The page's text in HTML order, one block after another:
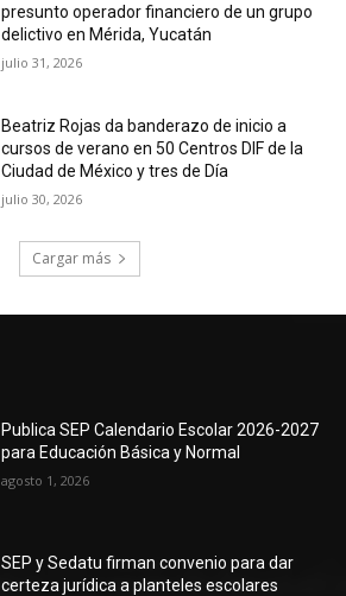
presunto operador financiero de un grupo
delictivo en Mérida, Yucatán
julio 31, 2026
Beatriz Rojas da banderazo de inicio a
cursos de verano en 50 Centros DIF de la
Ciudad de México y tres de Día
julio 30, 2026
Cargar más
Publica SEP Calendario Escolar 2026-2027
para Educación Básica y Normal
agosto 1, 2026
SEP y Sedatu firman convenio para dar
certeza jurídica a planteles escolares